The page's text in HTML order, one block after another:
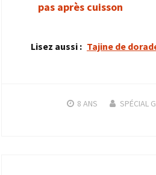
pas après cuisson
Lisez aussi : Tajine de
8 ANS SPÉCIAL